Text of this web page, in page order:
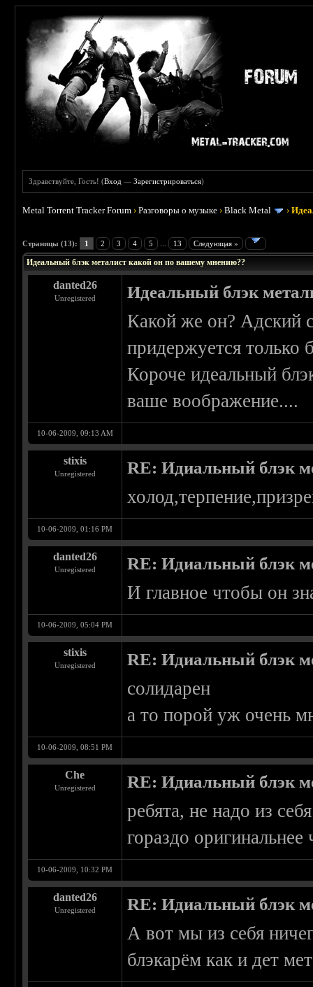
Здравствуйте, Гость! (Вход —Зарегистрироваться)
Metal Torrent Tracker Forum ›Разговоры о музыке ›Black Metal ›
Страницы (13): 1 2 3 4 5 13 Следующая »
Идеальный блэк металист какой он по вашему мнению??
danted26
Unregistered Идеальный блэк
Какой же он? Адский
придержуется только
Короче идеальный
ваше воображение....
10-06-2009, 09:13 AM
stixis
Unregistered RE: Идиальный блэк
10-06-2009, 01:16 PM
danted26
Unregistered RE: Идиальный блэк
И главное чтобы он
10-06-2009, 05:04 PM
stixis
Unregistered RE: Идиальный блэк
солидарен
а то порой уж очень
10-06-2009, 08:51 PM
Che
Unregistered RE: Идиальный блэк
ребята, не надо из
гораздо
10-06-2009, 10:32 PM
danted26
Unregistered RE: Идиальный блэк
А вот мы из себя
блэкарём как и дет